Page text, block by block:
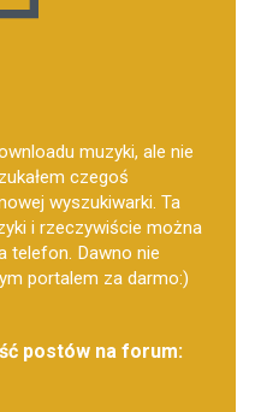
muzyki, ale nie
czegoś
wyszukiwarki. Ta
i rzeczywiście można
telefon. Dawno nie
portalem za darmo:)
postów na forum: